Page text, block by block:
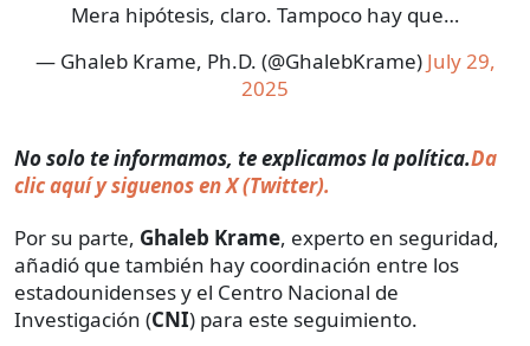
Mera hipótesis, claro. Tampoco hay que…
— Ghaleb Krame, Ph.D. (@GhalebKrame) July 29,
2025
No solo te informamos, te explicamos la política.Da
clic aquí y siguenos en X (Twitter).
Por su parte, Ghaleb Krame, experto en seguridad,
añadió que también hay coordinación entre los
estadounidenses y el Centro Nacional de
Investigación (CNI) para este seguimiento.